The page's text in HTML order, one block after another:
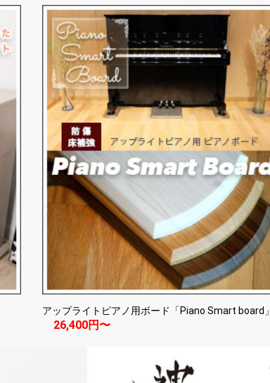
アップライトピアノ用ボード「Piano Smart board」
26,400円〜